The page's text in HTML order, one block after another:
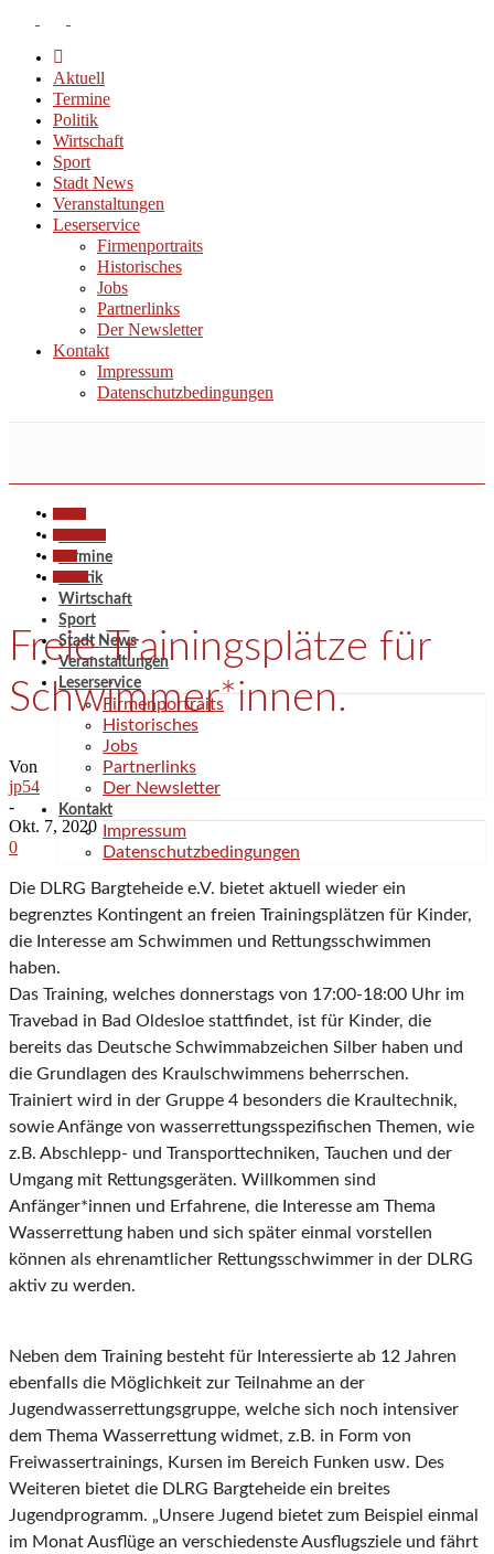
Aktuell
Termine
Politik
Wirtschaft
Sport
Stadt News
Veranstaltungen
Leserservice
Firmenportraits
Historisches
Jobs
Partnerlinks
Der Newsletter
Kontakt
Impressum
Datenschutzbedingungen
Termine
Politik
Wirtschaft
Sport
Stadt News
Veranstaltungen
Leserservice
Firmenportraits
Historisches
Jobs
Partnerlinks
Der Newsletter
Kontakt
Impressum
Datenschutzbedingungen
Freie Trainingsplätze für
Schwimmer*innen.
Von
jp54
-
Okt. 7, 2020
0
Die DLRG Bargteheide e.V. bietet aktuell wieder ein
begrenztes Kontingent an freien Trainingsplätzen für Kinder,
die Interesse am Schwimmen und Rettungsschwimmen
haben.
Das Training, welches donnerstags von 17:00-18:00 Uhr im
Travebad in Bad Oldesloe stattfindet, ist für Kinder, die
bereits das Deutsche Schwimmabzeichen Silber haben und
die Grundlagen des Kraulschwimmens beherrschen.
Trainiert wird in der Gruppe 4 besonders die Kraultechnik,
sowie Anfänge von wasserrettungsspezifischen Themen, wie
z.B. Abschlepp- und Transporttechniken, Tauchen und der
Umgang mit Rettungsgeräten. Willkommen sind
Anfänger*innen und Erfahrene, die Interesse am Thema
Wasserrettung haben und sich später einmal vorstellen
können als ehrenamtlicher Rettungsschwimmer in der DLRG
aktiv zu werden.
Neben dem Training besteht für Interessierte ab 12 Jahren
ebenfalls die Möglichkeit zur Teilnahme an der
Jugendwasserrettungsgruppe, welche sich noch intensiver
dem Thema Wasserrettung widmet, z.B. in Form von
Freiwassertrainings, Kursen im Bereich Funken usw. Des
Weiteren bietet die DLRG Bargteheide ein breites
Jugendprogramm. „Unsere Jugend bietet zum Beispiel einmal
im Monat Ausflüge an verschiedenste Ausflugsziele und fährt